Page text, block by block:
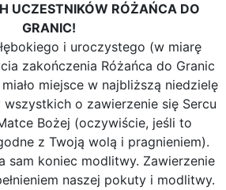
UCZESTNIKÓW RÓŻAŃCA DO
GRANIC!
i uroczystego (w miarę
zakończenia Różańca do Granic
miejsce w najbliższą niedzielę
wszystkich o zawierzenie się Sercu
Bożej (oczywiście, jeśli to
z Twoją wolą i pragnieniem).
sam koniec modlitwy. Zawierzenie
naszej pokuty i modlitwy.